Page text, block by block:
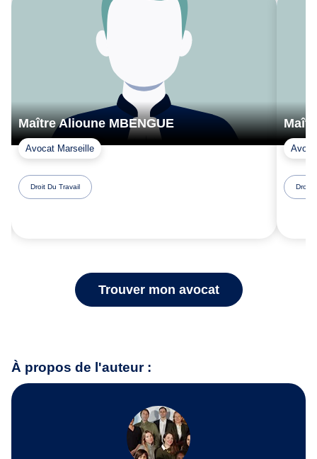
Maître Alioune MBENGUE
Avocat Marseille
Droit Du Travail Droit
Trouver mon avocat
À propos de l'auteur :